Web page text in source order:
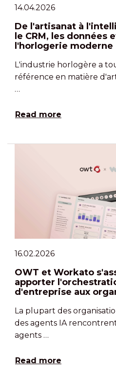
14.04.2026
De l'artisanat à
le CRM, les données
l'horlogerie moderne
L'industrie horlogère a
référence en matière
…
Read more
16.02.2026
OWT et Workato
apporter
d'entreprise aux
La plupart des
des agents IA
agents …
Read more